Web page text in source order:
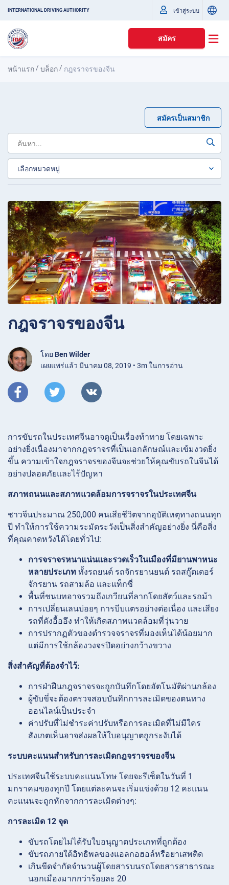
INTERNATIONAL DRIVING AUTHORITY เข้าสู่ระบบ
สมัคร
หน้าแรก /บล็อก / กฎจราจรของจีน
สมัครเป็นสมาชิก
กฎจราจรของจีน
โดย Ben Wilder
เผยแพร่แล้ว มีนาคม 08, 2019 • 3m ในการอ่าน
การขับรถในประเทศจีนอาจดูเป็นเรื่องท้าทาย โดยเฉพาะ
อย่างยิ่งเนื่องมาจากกฎจราจรที่เป็นเอกลักษณ์และเข้มงวดยิ่ง
ขึ้น ความเข้าใจกฎจราจรของจีนจะช่วยให้คุณขับรถในจีนได้
อย่างปลอดภัยและไร้ปัญหา
สภาพถนนและสภาพแวดล้อมการจราจรในประเทศจีน
ชาวจีนประมาณ 250,000 คนเสียชีวิตจากอุบัติเหตุทางถนนทุก
ปี ทำให้การใช้ความระมัดระวังเป็นสิ่งสำคัญอย่างยิ่ง นี่คือสิ่ง
ที่คุณคาดหวังได้โดยทั่วไป:
การจราจรหนาแน่นและรวดเร็วในเมืองที่มียานพาหนะ
หลายประเภท ทั้งรถยนต์ รถจักรยานยนต์ รถสกู๊ตเตอร์
จักรยาน รถสามล้อ และแท็กซี่
พื้นที่ชนบทอาจรวมถึงเกวียนที่ลากโดยสัตว์และรถม้า
การเปลี่ยนเลนบ่อยๆ การบีบแตรอย่างต่อเนื่อง และเสียง
รถที่ดังอื้ออึง ทำให้เกิดสภาพแวดล้อมที่วุ่นวาย
การปรากฏตัวของตำรวจจราจรที่มองเห็นได้น้อยมาก
แต่มีการใช้กล้องวงจรปิดอย่างกว้างขวาง
สิ่งสำคัญที่ต้องจำไว้:
การฝ่าฝืนกฎจราจรจะถูกบันทึกโดยอัตโนมัติผ่านกล้อง
ผู้ขับขี่จะต้องตรวจสอบบันทึกการละเมิดของตนทาง
ออนไลน์เป็นประจำ
ค่าปรับที่ไม่ชำระค่าปรับหรือการละเมิดที่ไม่มีใคร
สังเกตเห็นอาจส่งผลให้ใบอนุญาตถูกระงับได้
ระบบคะแนนสำหรับการละเมิดกฎจราจรของจีน
ประเทศจีนใช้ระบบคะแนนโทษ โดยจะรีเซ็ตในวันที่ 1
มกราคมของทุกปี โดยแต่ละคนจะเริ่มแข่งด้วย 12 คะแนน
คะแนนจะถูกหักจากการละเมิดต่างๆ:
การละเมิด 12 จุด
ขับรถโดยไม่ได้รับใบอนุญาตประเภทที่ถูกต้อง
ขับรถภายใต้อิทธิพลของแอลกอฮอล์หรือยาเสพติด
เกินขีดจำกัดจำนวนผู้โดยสารบนรถโดยสารสาธารณะ
นอกเมืองมากกว่าร้อยละ 20